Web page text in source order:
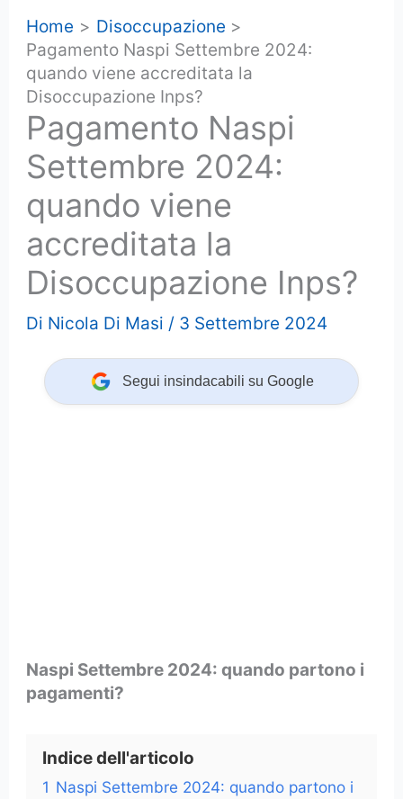
Home
Disoccupazione
Pagamento Naspi Settembre 2024:
quando viene accreditata la
Disoccupazione Inps?
Pagamento Naspi
Settembre 2024:
quando viene
accreditata la
Disoccupazione Inps?
Di Nicola Di Masi / 3 Settembre 2024
Segui insindacabili su Google
Naspi Settembre 2024: quando partono i
pagamenti?
Indice dell'articolo
1 Naspi Settembre 2024: quando partono i